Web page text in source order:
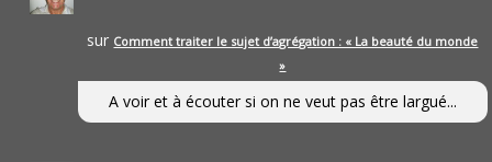
sur Comment traiter le sujet d’agrégation : « La beauté du monde
»
A voir et à écouter si on ne veut pas être largué...